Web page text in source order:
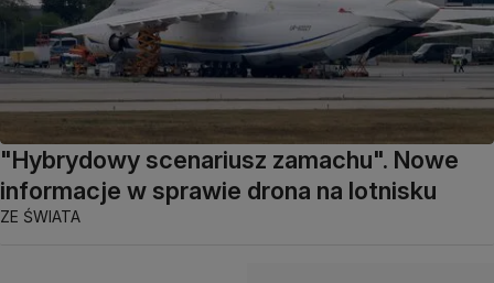
"Hybrydowy scenariusz zamachu". Nowe
informacje w sprawie drona na lotnisku
ZE ŚWIATA